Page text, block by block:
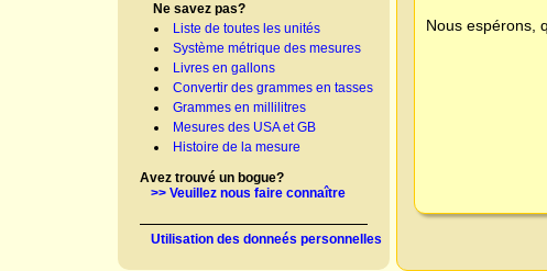
Ne savez pas?
Liste de toutes les unités
Système métrique des mesures
Livres en gallons
Convertir des grammes en tasses
Grammes en millilitres
Mesures des USA et GB
Histoire de la mesure
Avez trouvé un bogue?
>> Veuillez nous faire connaître
Utilisation des donneés personnelles
Nous espérons,